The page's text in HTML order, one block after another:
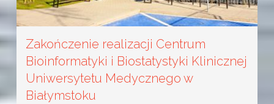
Zakończenie realizacji Centrum
Bioinformatyki i Biostatystyki Klinicznej
Uniwersytetu Medycznego w
Białymstoku